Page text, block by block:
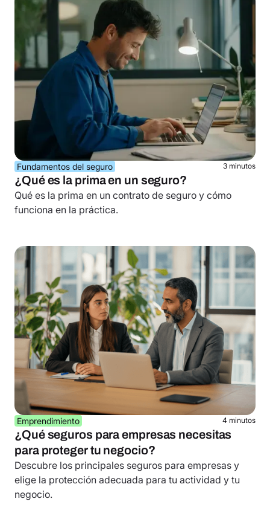
Fundamentos del seguro 3 minutos
¿Qué es la prima en un seguro?
Qué es la prima en un contrato de seguro y cómo
funciona en la práctica.
Emprendimiento 4 minutos
¿Qué seguros para empresas necesitas
para proteger tu negocio?
Descubre los principales seguros para empresas y
elige la protección adecuada para tu actividad y tu
negocio.